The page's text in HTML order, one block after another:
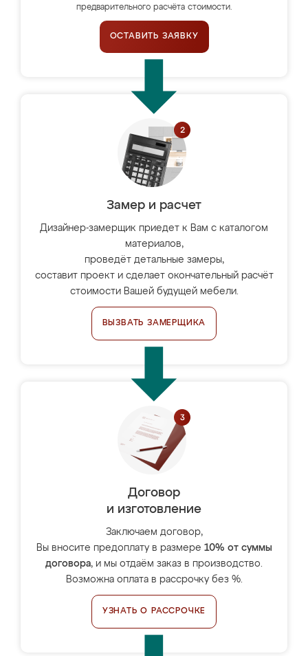
предварительного расчёта стоимости.
ОСТАВИТЬ ЗАЯВКУ
Замер и расчет
Дизайнер-замерщик приедет к Вам с каталогом
материалов,
проведёт детальные замеры,
составит проект и сделает окончательный расчёт
стоимости Вашей будущей мебели.
ВЫЗВАТЬ ЗАМЕРЩИКА
Договор
и изготовление
Заключаем договор,
Вы вносите предоплату в размере 10% от суммы
договора, и мы отдаём заказ в производство.
Возможна оплата в рассрочку без %.
УЗНАТЬ О РАССРОЧКЕ